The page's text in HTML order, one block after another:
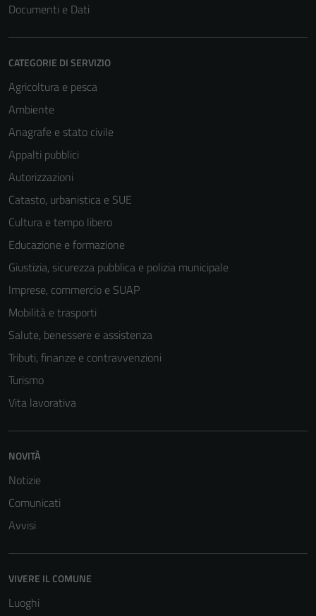
Documenti e Dati
CATEGORIE DI SERVIZIO
Agricoltura e pesca
Ambiente
Anagrafe e stato civile
Appalti pubblici
Autorizzazioni
Catasto, urbanistica e SUE
Cultura e tempo libero
Educazione e formazione
Giustizia, sicurezza pubblica e polizia municipale
Imprese, commercio e SUAP
Mobilità e trasporti
Salute, benessere e assistenza
Tributi, finanze e contravvenzioni
Turismo
Vita lavorativa
NOVITÀ
Notizie
Comunicati
Avvisi
VIVERE IL COMUNE
Luoghi